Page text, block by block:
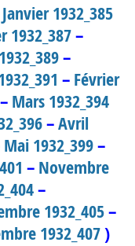
Janvier 1932_385
1932_387–
–
– Février
– Mars 1932_394
–Avril
Mai 1932_399–
– Novembre
–
1932_405–
1932_407)